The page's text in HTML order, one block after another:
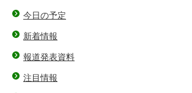
今日の予定
新着情報
報道発表資料
注目情報